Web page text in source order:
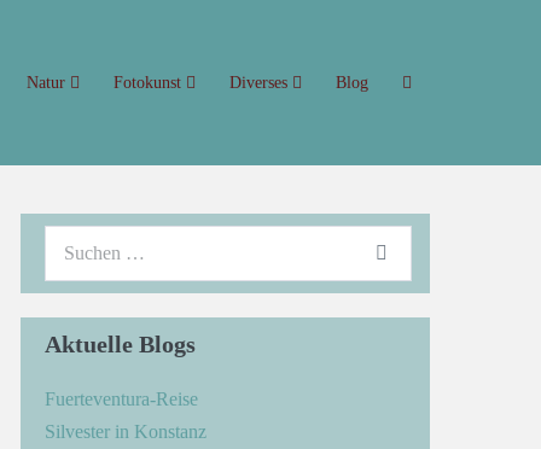
Natur Fotokunst Diverses Blog
Aktuelle Blogs
Fuerteventura-Reise
Silvester in Konstanz